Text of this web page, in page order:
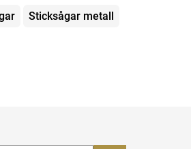
Sticksågar metall